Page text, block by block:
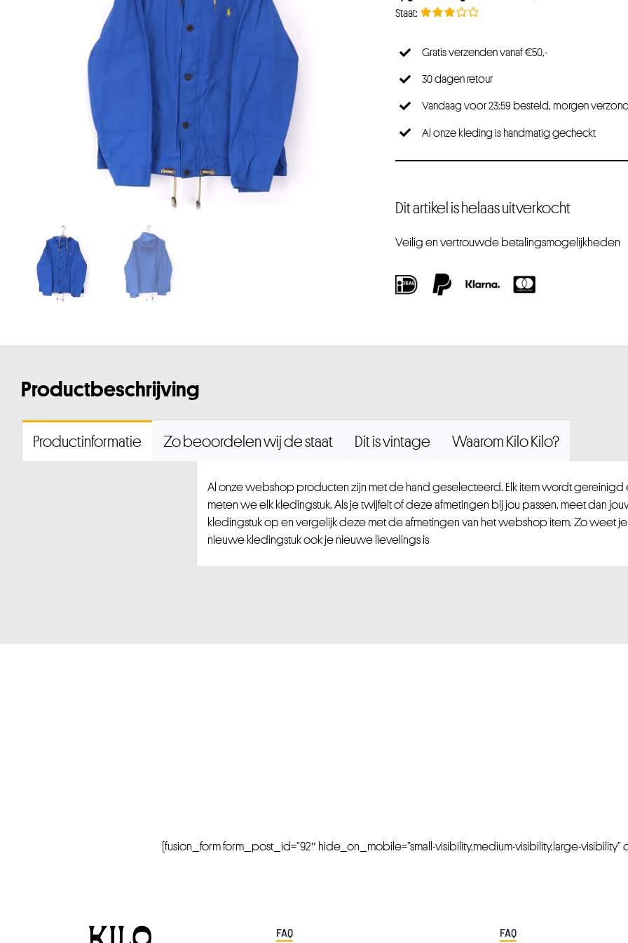
Gratis verzenden vanaf €50,-
30 dagen retour
Vandaag voor 23:59 besteld, morgen
Al onze kleding is handmatig gecheckt
Dit artikel is helaas uitverkocht
Veilig en vertrouwde betalingsmogelijkheden
Productbeschrijving
Productinformatie Zo beoordelen wij de staat Dit is vintage Waarom Kilo Kilo?
Al onze webshop producten zijn met de hand geselecteerd. Elk item wordt gereinigd
meten we elk kledingstuk. Als je twijfelt of deze afmetingen bij jou passen, meet dan
kledingstuk op en vergelijk deze met de afmetingen van het webshop item. Zo weet
nieuwe kledingstuk ook je nieuwe lievelings is
[fusion_form form_post_id=”92″ hide_on_mobile=”small-visibility,medium-visibility,large-visibility”
FAQ FAQ